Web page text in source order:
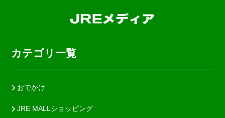
カテゴリ一覧
おでかけ
JRE MALLショッピング